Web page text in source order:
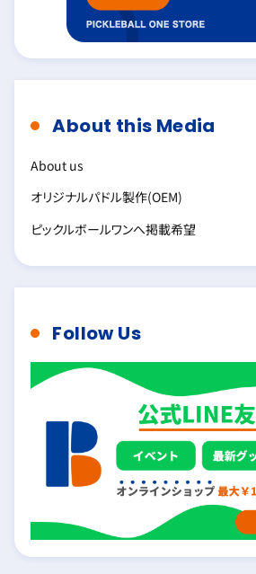
About this Media
About us
オリジナルパドル製作(OEM)
ピックルボールワンへ掲載希望
Follow Us